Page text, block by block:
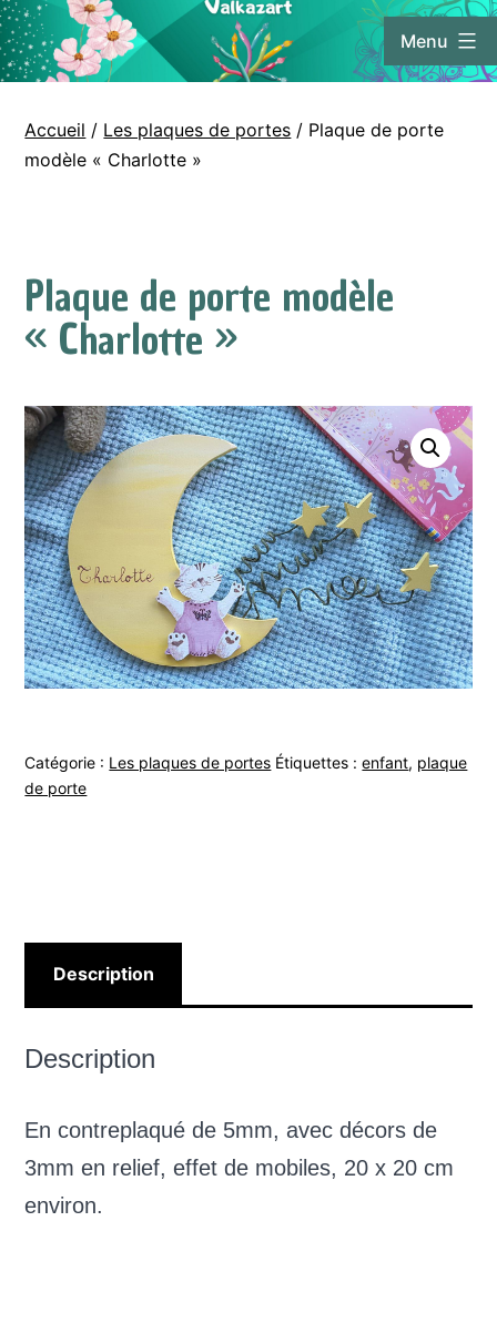
Aller
au
Menu
Accueil / Les plaques de portes / Plaque de porte
modèle « Charlotte »
Plaque de porte modèle
« Charlotte »
Catégorie : Les plaques de portes Étiquettes :enfant, plaque
de porte
Description
Description
En contreplaqué de 5mm, avec décors de
3mm en relief, effet de mobiles, 20 x 20 cm
environ.